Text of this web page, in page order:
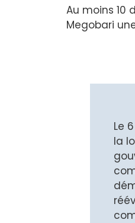
Au moins 10
Megobari
Le
la